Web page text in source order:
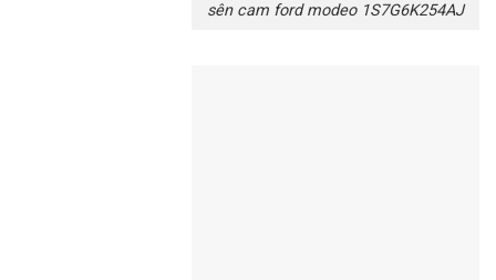
sên cam ford modeo 1S7G6K254AJ